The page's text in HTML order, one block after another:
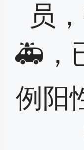
员
🚑，
例阳